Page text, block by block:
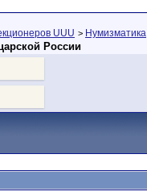
UUU > Нумизматика
России